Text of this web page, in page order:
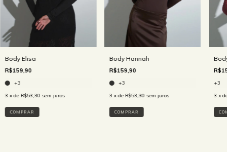
Body Elisa
R$159,90
+3
3 x de R$53,30 sem juros
COMPRAR
Body Hannah
R$159,90
+3
3 x de R$53,30 sem juros
COMPRAR
+3
3 x